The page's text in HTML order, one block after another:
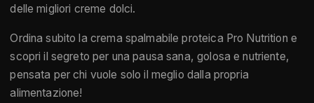
delle migliori creme dolci.
Ordina subito la crema spalmabile proteica Pro Nutrition e
scopri il segreto per una pausa sana, golosa e nutriente,
pensata per chi vuole solo il meglio dalla propria
alimentazione!